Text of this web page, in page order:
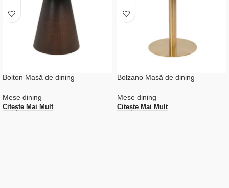
Bolton Masă de dining
Mese dining
Citește Mai Mult
Bolzano Masă de dining
Mese dining
Citește Mai Mult